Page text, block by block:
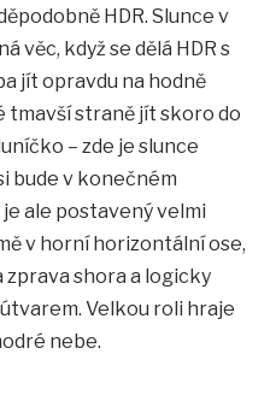
HDR. Slunce v
věc, když se dělá HDR s
jít opravdu na hodně
tmavší straně jít skoro do
– zde je slunce
bude v konečném
ale postavený velmi
v horní horizontální ose,
shora a logicky
Velkou roli hraje
nebe.